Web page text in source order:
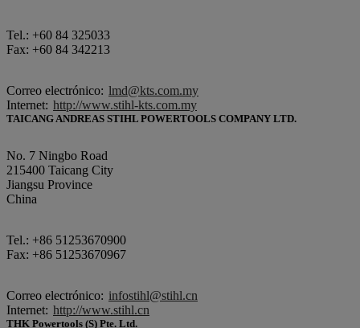
Tel.: +60 84 325033
Fax: +60 84 342213
Correo electrónico: lmd@kts.com.my
Internet: http://www.stihl-kts.com.my
TAICANG ANDREAS STIHL POWERTOOLS COMPANY LTD.
No. 7 Ningbo Road
215400 Taicang City
Jiangsu Province
China
Tel.: +86 51253670900
Fax: +86 51253670967
Correo electrónico: infostihl@stihl.cn
Internet: http://www.stihl.cn
THK Powertools (S) Pte. Ltd.